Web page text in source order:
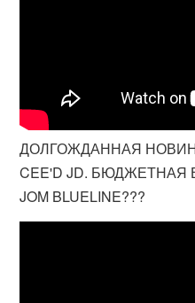
ДОЛГОЖДАННАЯ
CEE'D JD.
JOM BLUELINE???